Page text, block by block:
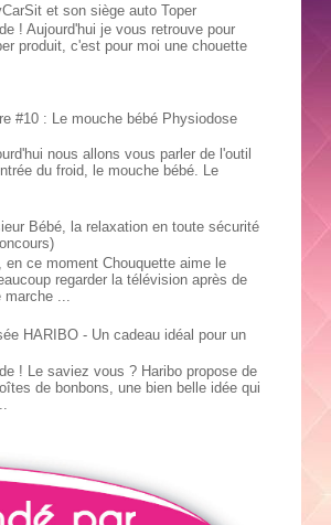
et son siège auto Toper
! Aujourd'hui je vous retrouve pour
produit, c'est pour moi une chouette
#10 : Le mouche bébé Physiodose
nous allons vous parler de l'outil
du froid, le mouche bébé. Le
Bébé, la relaxation en toute sécurité
en ce moment Chouquette aime le
regarder la télévision après de
...
HARIBO - Un cadeau idéal pour un
! Le saviez vous ? Haribo propose de
de bonbons, une bien belle idée qui